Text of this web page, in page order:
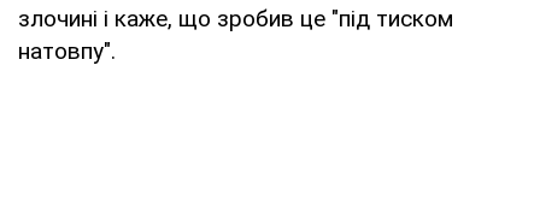
злочині і каже, що зробив це "під тиском
натовпу".